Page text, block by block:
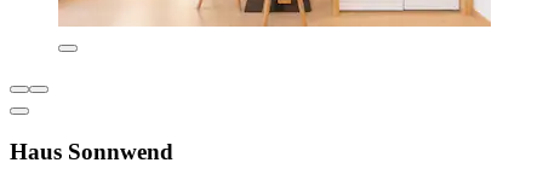
Haus Sonnwend